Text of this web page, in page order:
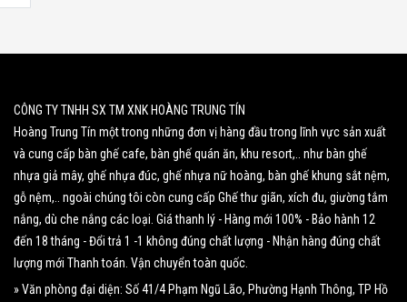
CÔNG TY TNHH SX TM XNK HOÀNG TRUNG TÍN
Hoàng Trung Tín một trong những đơn vị hàng đầu trong lĩnh vực sản xuất
và cung cấp bàn ghế cafe, bàn ghế quán ăn, khu resort,.. như bàn ghế
nhựa giả mây, ghế nhựa đúc, ghế nhựa nữ hoàng, bàn ghế khung sắt nệm,
gỗ nệm,.. ngoài chúng tôi còn cung cấp Ghế thư giãn, xích đu, giường tắm
nắng, dù che nắng các loại. Giá thanh lý - Hàng mới 100% - Bảo hành 12
đến 18 tháng - Đổi trả 1 -1 không đúng chất lượng - Nhận hàng đúng chất
lượng mới Thanh toán. Vận chuyển toàn quốc.
» Văn phòng đại diện: Số 41/4 Phạm Ngũ Lão, Phường Hạnh Thông, TP Hồ